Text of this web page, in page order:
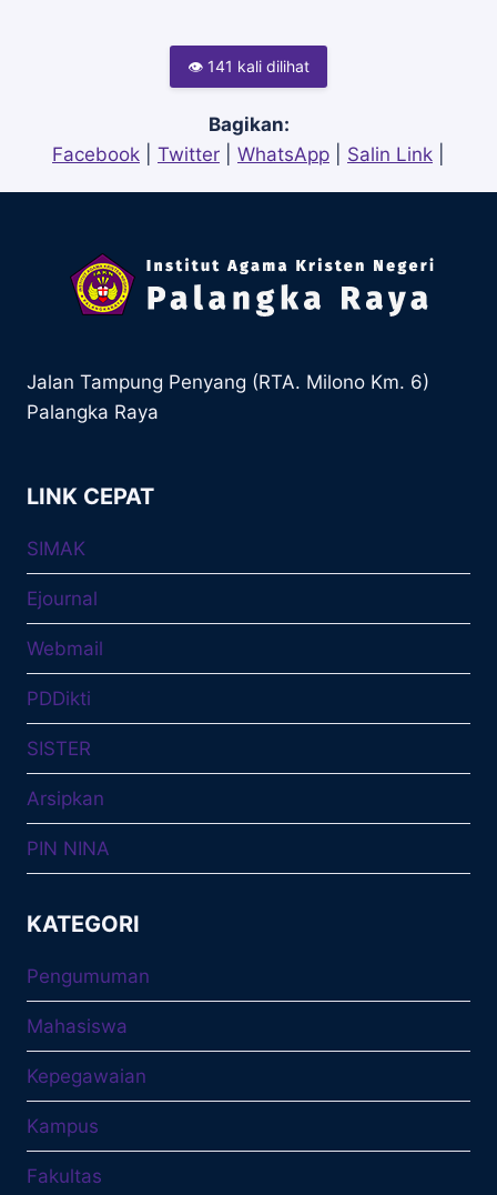
👁 141 kali dilihat
Bagikan:
Facebook
Twitter WhatsApp Salin Link
Jalan Tampung Penyang (RTA. Milono Km. 6)
Palangka Raya
LINK CEPAT
SIMAK
Ejournal
Webmail
PDDikti
SISTER
Arsipkan
PIN NINA
KATEGORI
Pengumuman
Mahasiswa
Kepegawaian
Kampus
Fakultas